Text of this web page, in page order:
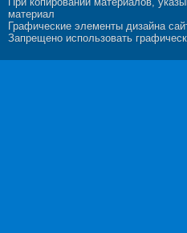
материал
Графические элементы дизайна
Запрещено использовать